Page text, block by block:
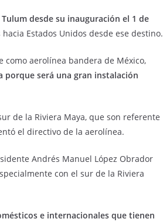
desde su inauguración el 1 de
Estados Unidos desde ese destino.
como aerolínea bandera de México,
porque será una gran instalación
de la Riviera Maya, que son referente
el directivo de la aerolínea.
Andrés Manuel López Obrador
con el sur de la Riviera
e internacionales que tienen